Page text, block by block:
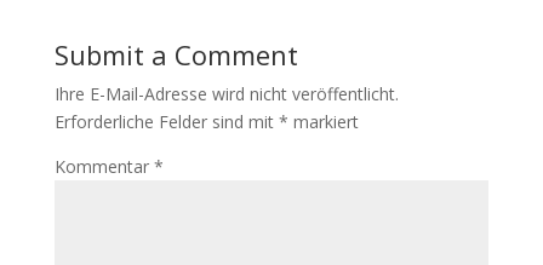
Submit a Comment
Ihre E-Mail-Adresse wird nicht veröffentlicht.
Erforderliche Felder sind mit * markiert
Kommentar *